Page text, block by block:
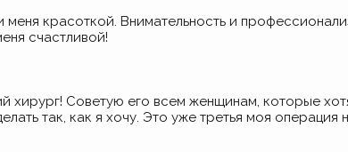
меня красоткой. Внимательность и
счастливой!
Советую его всем женщинам, которые
так, как я хочу. Это уже третья моя операция